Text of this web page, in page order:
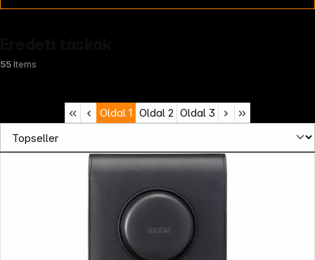
55Items
Oldal 1 Oldal2 Oldal3